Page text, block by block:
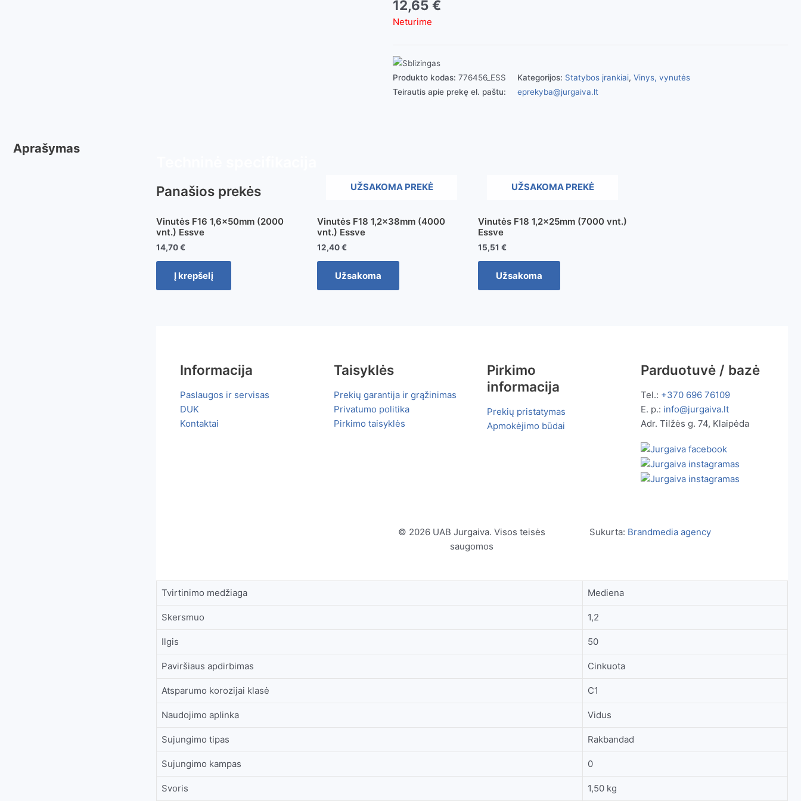
12,65 €
Neturime
Produkto kodas: 776456_ESS Kategorijos: Statybos įrankiai, Vinys, vynutės
Teirautis apie prekę el. paštu:
eprekyba@jurgaiva.lt
Aprašymas
Panašios prekės
Vinutės F16 1,6x50mm (2000
vnt.) Essve
14,70€
Į krepšelį
UŽSAKOMA PREKĖ
Vinutės F18 1,2x38mm (4000
vnt.) Essve
12,40€
Užsakoma
UŽSAKOMA PREKĖ
Vinutės F18 1,2x25mm (7000 vnt.)
Essve
15,51 €
Užsakoma
Informacija
Paslaugos ir servisas
DUK
Kontaktai
Taisyklės
Prekių garantija ir grąžinimas
Privatumo politika
Pirkimo taisyklės
Pirkimo
informacija
Prekių pristatymas
Apmokėjimo būdai
Parduotuvė / bazė
Tel.: +370 696 76109
E. p.: info@jurgaiva.lt
Adr. Tilžės g. 74, Klaipėda
© 2026 UAB Jurgaiva. Visos teisės
saugomos
Sukurta: Brandmedia agency
Tvirtinimo medžiaga Mediena
Skersmuo 1,2
Ilgis 50
Paviršiaus apdirbimas Cinkuota
Atsparumo korozijai klasė C1
Naudojimo aplinka Vidus
Sujungimo tipas Rakbandad
Sujungimo kampas 0
Svoris 1,50 kg